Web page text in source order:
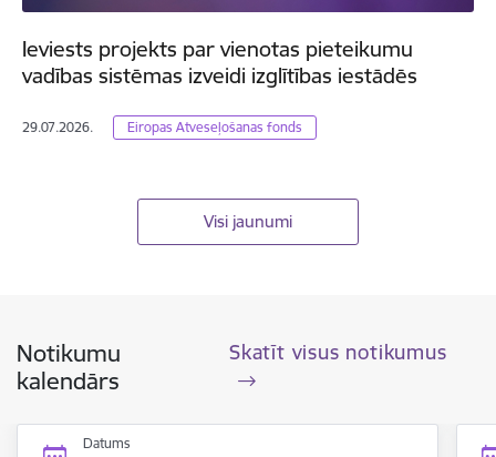
Ieviests projekts par vienotas pieteikumu
vadības sistēmas izveidi izglītības iestādēs
29.07.2026. Eiropas Atveseļošanas fonds
Visi jaunumi
Notikumu
kalendārs
Skatīt visus notikumus
Datums